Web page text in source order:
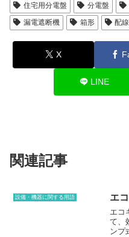
住宅用分電盤
分電盤
漏電遮断機
箱形 配
X
LINE
関連記事
設備・機器に関する用語 エ
エコ
て、
ンプ